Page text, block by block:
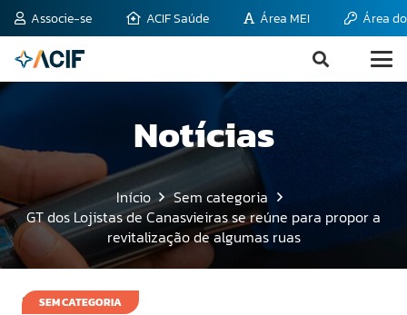
Associe-se ACIF Saúde Área MEI Área
Notícias
Início
Sem categoria
GT dos Lojistas de Canasvieiras se reúne para propor a
revitalização de algumas ruas
SEM CATEGORIA
9 de julho de 2014